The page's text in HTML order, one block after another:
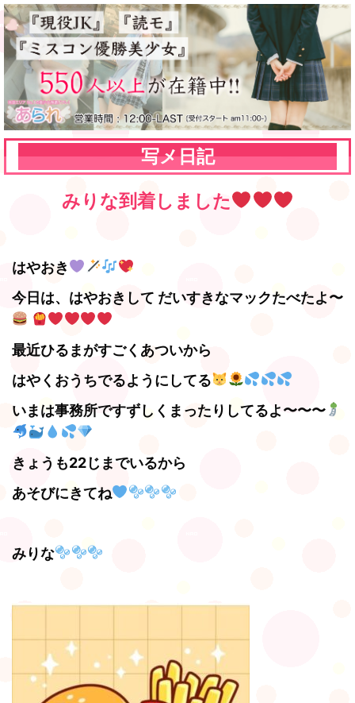
写メ日記
みりな到着しました
はやおき
今日は、はやおきして だいすきなマックたべたよ〜
最近ひるまがすごくあついから
はやくおうちでるようにしてる
いまは事務所ですずしくまったりしてるよ〜〜〜
きょうも22じまでいるから
あそびにきてね
みりな